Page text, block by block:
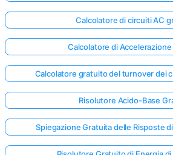
Calcolatore di circuiti AC
Calcolatore di
Calcolatore gratuito del turnover dei
Risolutore Acido-Base
Spiegazione Gratuita delle Risposte